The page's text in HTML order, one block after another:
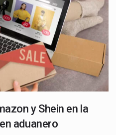
y Shein en la
aduanero